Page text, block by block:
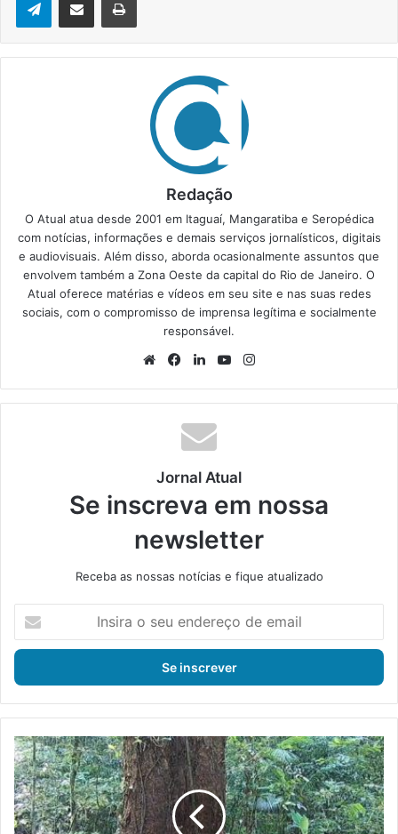
Redação
O Atual atua desde 2001 em Itaguaí, Mangaratiba e Seropédica
com notícias, informações e demais serviços jornalísticos, digitais
e audiovisuais. Além disso, aborda ocasionalmente assuntos que
envolvem também a Zona Oeste da capital do Rio de Janeiro. O
Atual oferece matérias e vídeos em seu site e nas suas redes
sociais, com o compromisso de imprensa legítima e socialmente
responsável.
We
te
Fa
bo
ok
Lin
din
Yo
ub
ra
Jornal Atual
Se inscreva em nossa
newsletter
Receba as nossas notícias e fique atualizado
s
r
a
s
e
u
e
n
I
n
e
a
f